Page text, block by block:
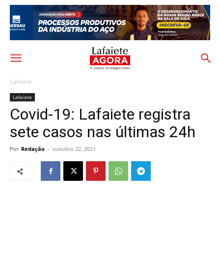
Lafaiete
Lafaiete
Covid-19: Lafaiete registra
sete casos nas últimas 24h
Por Redação - outubro 22, 2021